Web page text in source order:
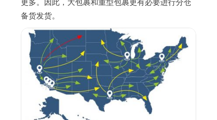
更多。因此，大包裹和重型包裹更有必要进行分仓
备货发货。